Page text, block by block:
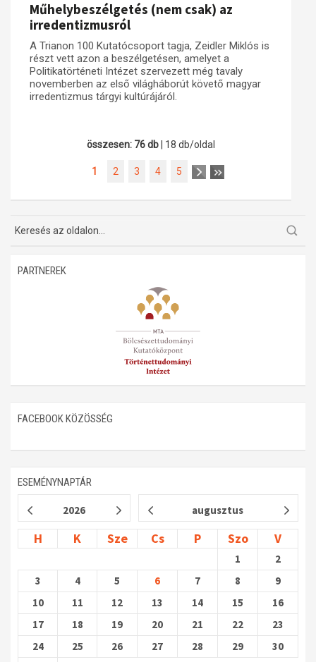
Műhelybeszélgetés (nem csak) az
irredentizmusról
A Trianon 100 Kutatócsoport tagja, Zeidler Miklós is
részt vett azon a beszélgetésen, amelyet a
Politikatörténeti Intézet szervezett még tavaly
novemberben az első világháborút követő magyar
irredentizmus tárgyi kultúrájáról.
összesen: 76 db | 18 db/oldal
1 2 3 4 5
PARTNEREK
FACEBOOK KÖZÖSSÉG
ESEMÉNYNAPTÁR
2026 augusztus
H K Sze Cs P Szo V
1
2
3
4 5 6 7 8
9
10
11 12 13 14 15
16
17
18 19 20 21 22
23
24
25 26 27 28 29
30